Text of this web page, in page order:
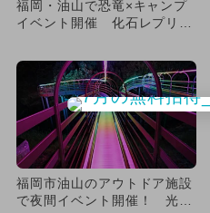
福岡・油山で恐竜×キャンプ
イベント開催 化石レプリカ
福岡市油山のアウトドア施設
で夜間イベント開催！ 光る